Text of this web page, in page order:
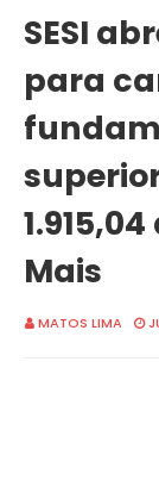
SESI
para
Mais
MATOS LIMA